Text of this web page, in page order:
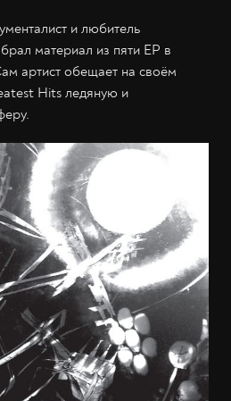
и любитель
материал из пяти EP в
артист обещает на своём
Hits ледяную и